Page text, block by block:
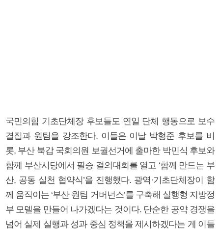
국민의힘 기초단체장 후보들도 연일 단체 행동으로 보수
결집과 원팀을 강조한다. 이들은 이날 박형준 후보를 비
롯, 부산 북갑 국회의원 보궐선거에 출마한 박민식 후보와
함께 부산시당에서 필승 결의대회를 열고 ‘함께 만드는 부
산, 공동 실천 협약식’을 진행했다. 광역·기초단체장이 함
께 움직이는 ‘부산 원팀 거버넌스’를 구축해 실행형 지방정
부 모델을 만들어 나가겠다는 것이다. 단순한 공약 경쟁을
넘어 실제 실행과 성과 중심 정책을 제시하겠다는 게 이들